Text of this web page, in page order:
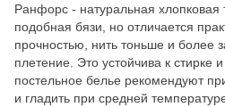
Ранфорс - натуральная хлопковая
подобная бязи, но отличается
прочностью, нить тоньше и более
плетение. Это устойчива к стирке
постельное белье рекомендуют
и гладить при средней